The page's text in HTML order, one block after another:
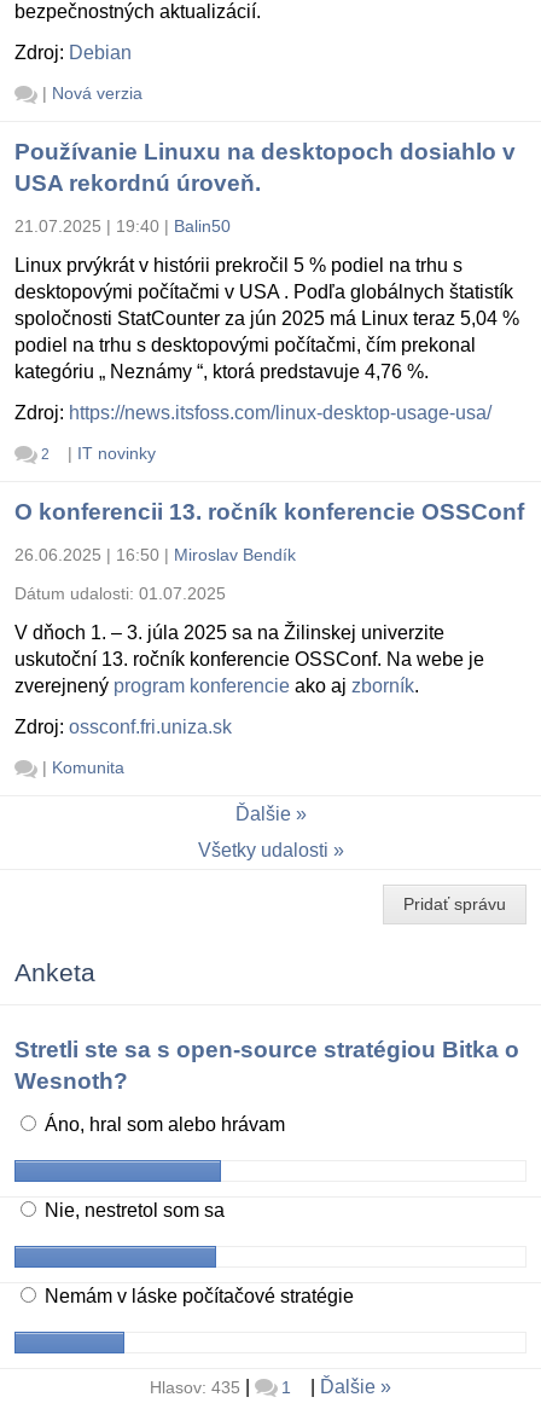
bezpečnostných aktualizácií.
Zdroj: Debian
| Nová verzia
Používanie Linuxu na desktopoch dosiahlo v
USA rekordnú úroveň.
21.07.2025 | 19:40 | Balin50
Linux prvýkrát v histórii prekročil 5 % podiel na trhu s
desktopovými počítačmi v USA . Podľa globálnych štatistík
spoločnosti StatCounter za jún 2025 má Linux teraz 5,04 %
podiel na trhu s desktopovými počítačmi, čím prekonal
kategóriu „ Neznámy “, ktorá predstavuje 4,76 %.
Zdroj: https://news.itsfoss.com/linux-desktop-usage-usa/
2 | IT novinky
O konferencii 13. ročník konferencie OSSConf
26.06.2025 | 16:50 | Miroslav Bendík
Dátum udalosti: 01.07.2025
V dňoch 1. – 3. júla 2025 sa na Žilinskej univerzite
uskutoční 13. ročník konferencie OSSConf. Na webe je
zverejnený program konferencie ako aj zborník.
Zdroj: ossconf.fri.uniza.sk
| Komunita
Ďalšie
Všetky udalosti
Pridať správu
Anketa
Stretli ste sa s open-source stratégiou Bitka o
Wesnoth?
Áno, hral som alebo hrávam
Nie, nestretol som sa
Nemám v láske počítačové stratégie
Hlasov: 435 1 Ďalšie